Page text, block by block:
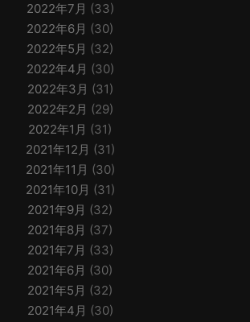
2022年7月 (33)
2022年6月 (30)
2022年5月 (32)
2022年4月 (30)
2022年3月 (31)
2022年2月 (29)
2022年1月 (31)
2021年12月 (31)
2021年11月 (30)
2021年10月 (31)
2021年9月 (32)
2021年8月 (37)
2021年7月 (33)
2021年6月 (30)
2021年5月 (32)
2021年4月 (30)